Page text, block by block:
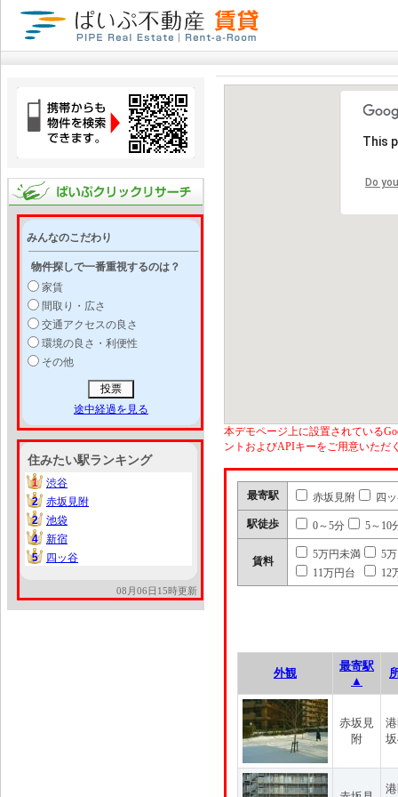
みんなのこだわり
物件探しで一番重視するのは？
家賃
間取り・広さ
交通アクセスの良さ
環境の良さ・利便性
その他
途中経過を見る
住みたい駅ランキング
1
1
渋谷
2
2
赤坂見附
2
2
池袋
4
4
新宿
5
5 四ッ谷
08月06日15時更新
This
Do
本デモページ上に設置されている
ントおよびAPIキーをご用意いただ
最寄駅 赤坂見附 四
駅徒歩 0～5分 5～10
賃料
5万円未満
5
11万円台
12
外観
最寄駅
▲
赤坂見
附